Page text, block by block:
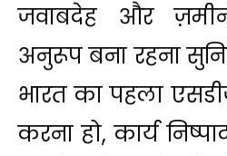
जवाबदेह और
अनुरूप बना रहना
भारत का पहला
करना हो, कार्य